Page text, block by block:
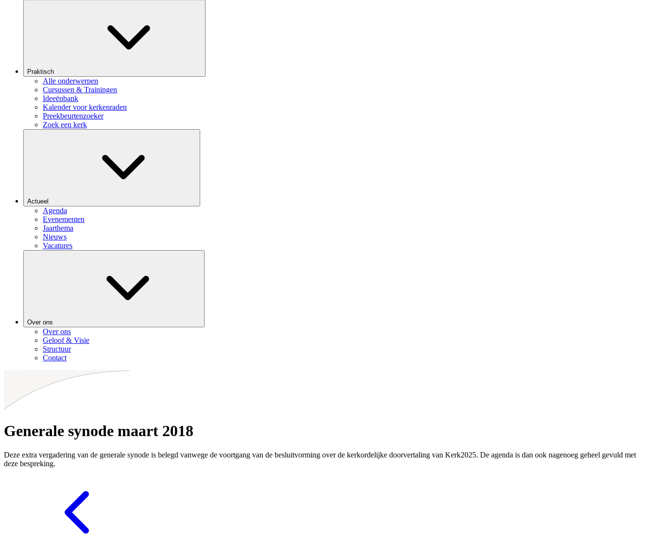
Praktisch
Alle onderwerpen
Cursussen & Trainingen
Ideeënbank
Kalender voor kerkenraden
Preekbeurtenzoeker
Zoek een kerk
Actueel
Agenda
Evenementen
Jaarthema
Nieuws
Vacatures
Over ons
Over ons
Geloof & Visie
Structuur
Contact
Generale synode maart 2018
Deze extra vergadering van de generale synode is belegd vanwege de voortgang van de besluitvorming over de kerkordelijke doorvertaling van Kerk2025. De agenda is dan ook nagenoeg geheel gevuld met
deze bespreking.